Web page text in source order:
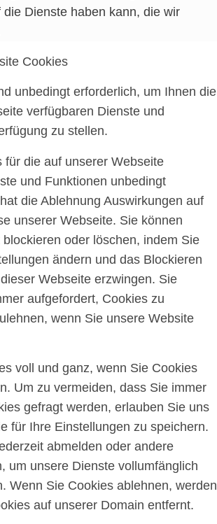
Dienste haben kann, die wir
Cookies
unbedingt erforderlich, um Ihnen die
verfügbaren Dienste und
zu stellen.
für die auf unserer Webseite
und Funktionen unbedingt
die Ablehnung Auswirkungen auf
unserer Webseite. Sie können
oder löschen, indem Sie
ändern und das Blockieren
Webseite erzwingen. Sie
aufgefordert, Cookies zu
wenn Sie unsere Website
voll und ganz, wenn Sie Cookies
Um zu vermeiden, dass Sie immer
gefragt werden, erlauben Sie uns
für Ihre Einstellungen zu speichern.
abmelden oder andere
um unsere Dienste vollumfänglich
Wenn Sie Cookies ablehnen, werden
auf unserer Domain entfernt.